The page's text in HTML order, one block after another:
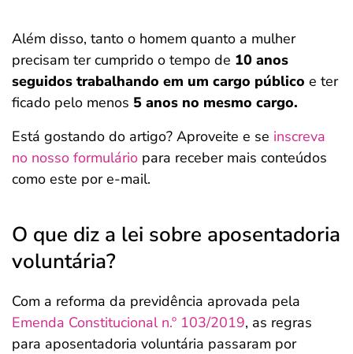
Além disso, tanto o homem quanto a mulher
precisam ter cumprido o tempo de 10 anos
seguidos trabalhando em um cargo público e ter
ficado pelo menos 5 anos no mesmo cargo.
Está gostando do artigo? Aproveite e se inscreva
no nosso formulário para receber mais conteúdos
como este por e-mail.
O que diz a lei sobre aposentadoria
voluntária?
Com a reforma da previdência aprovada pela
Emenda Constitucional n.º 103/2019, as regras
para aposentadoria voluntária passaram por